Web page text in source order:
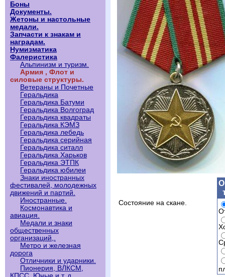
Боны
Документы.
Жетоны и настольные
медали.
Запчасти к знакам и
наградам.
Нумизматика
Фалеристика
Альпинизм и туризм.
Армия , Флот и
силовые структуры.
Ветераны и Почетные
Геральдика
Геральдика Батуми
Геральдика Волгоград
Геральдика квадраты
Геральдика КЭМЗ
Геральдика лебедь
Геральдика серийная
Геральдика ситалл
Геральдика Харьков
Геральдика ЭТПК
Геральдика юбилеи
Знаки иностранных
фестивалей, молодежных
движений и партий.
Иностранные.
Космонавтика и
авиация.
Медали и знаки
общественных
организаций,.
Метро и железная
дорога
Отличники и ударники.
Пионерия, ВЛКСМ,
Состояние на скане.